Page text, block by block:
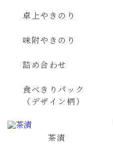
卓上やきのり
味附やきのり
詰め合わせ
食べきりパック
（デザイン柄）
茶漬